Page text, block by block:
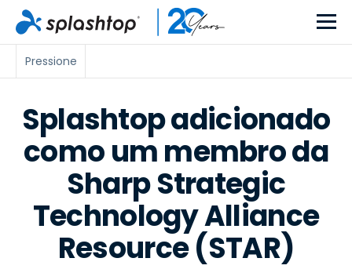
Pressione
Splashtop adicionado
como um membro da
Sharp Strategic
Technology Alliance
Resource (STAR)